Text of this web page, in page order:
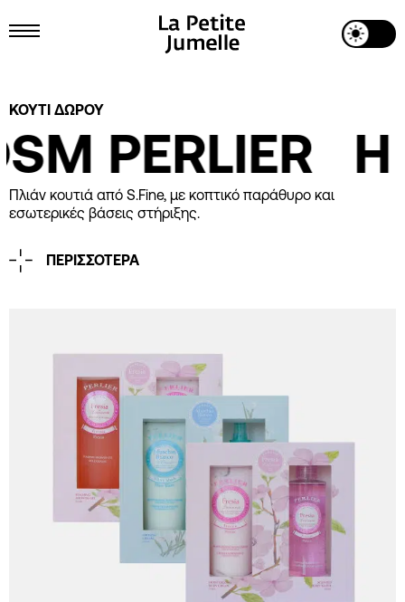
Toggle Menu Toggle Dark Mode
Project Details
ΚΟΥΤΙ ΔΩΡΟΥ
PERLIER
Πλιάν κουτιά από S.Fine, με κοπτικό παράθυρο και
εσωτερικές βάσεις στήριξης.
ΠΕΡΙΣΣΟΤΕΡΑ
Industrial Design
Graphic Design
Reboot Creative Agency